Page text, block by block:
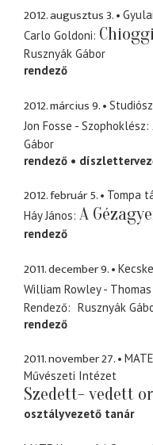
2012. augusztus 3.
Carlo Goldoni
Rusznyák Gábor
rendező
2012. március 9.
Jon Fosse - Szophoklész
Gábor
rendező
2012. február 5.
Tompa
Háy János A
rendező
2011. december 9.
William Rowley -
Rendező
Rusznyák
rendező
2011. november 27.
Művészeti Intézet
Szedett- vedett
osztályvezető tanár